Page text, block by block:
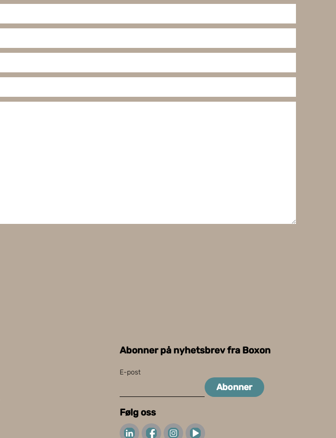
Abonner på nyhetsbrev fra Boxon
E-post
Abonner
Følg oss